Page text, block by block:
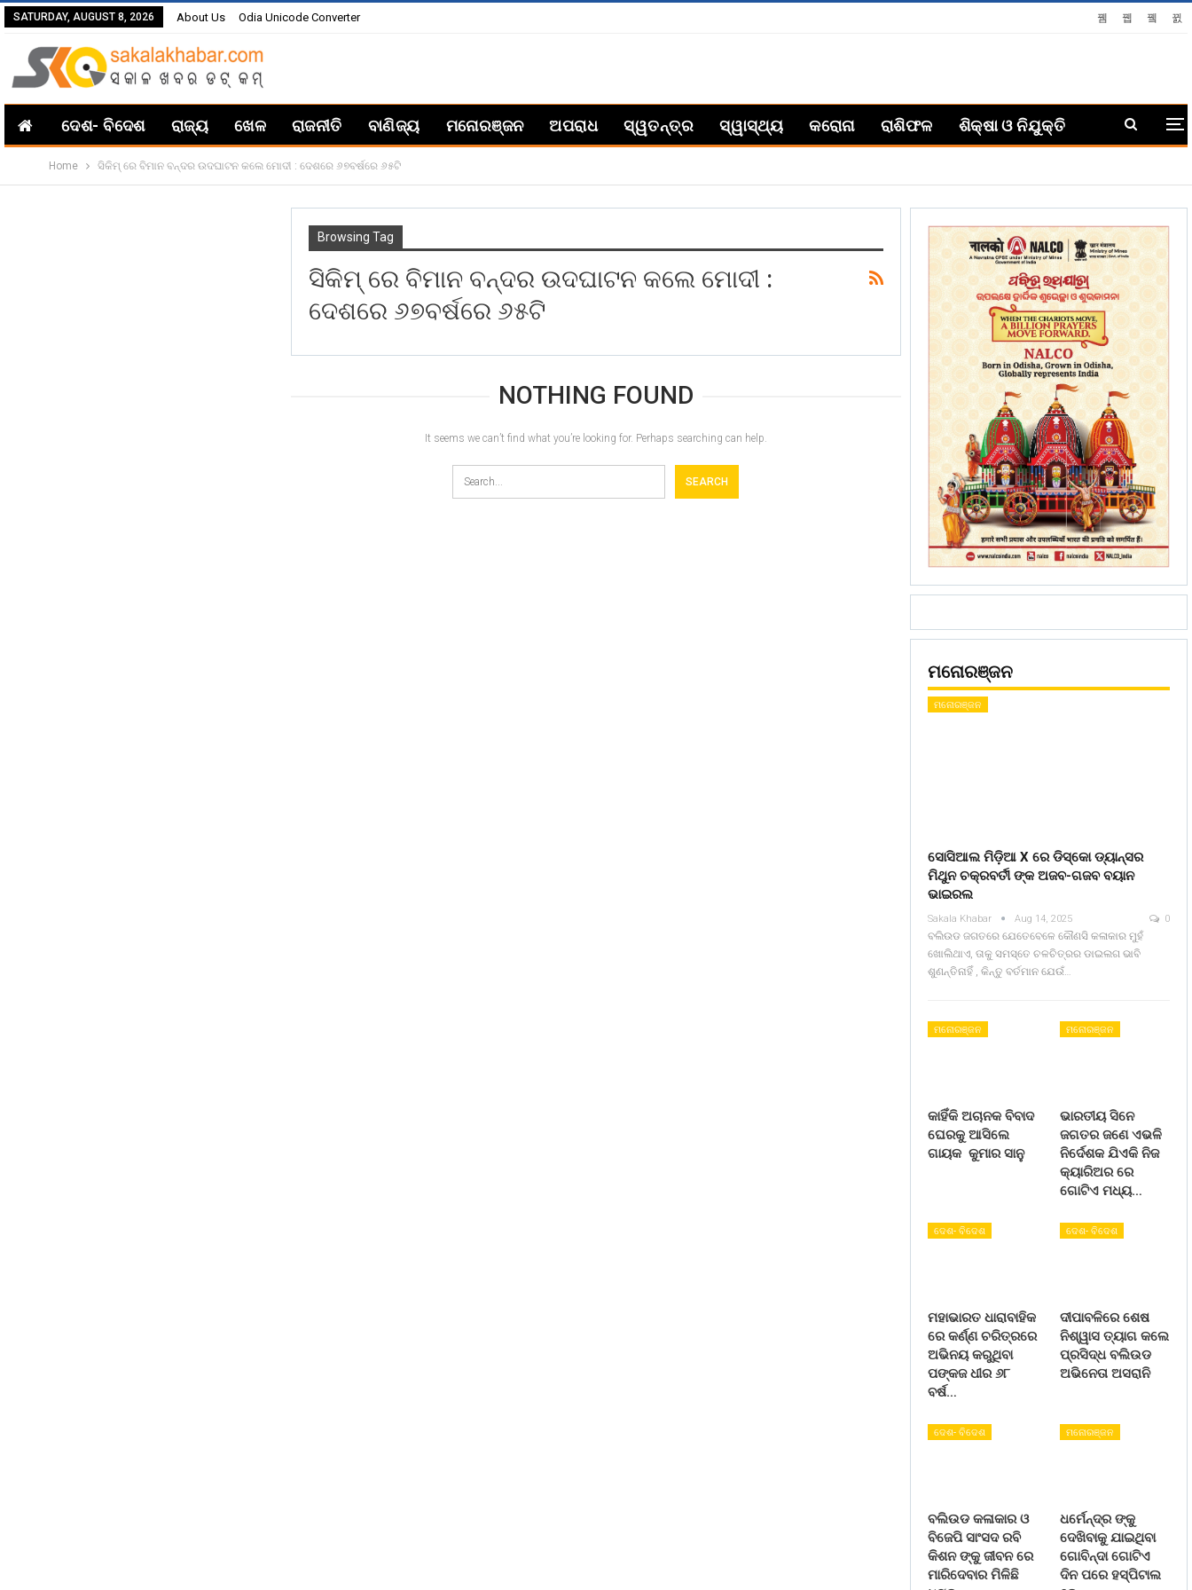
SATURDAY, AUGUST 8, 2026 About Us Odia Unicode Converter
ଦେଶ- ବିଦେଶ ରାଜ୍ୟ ଖେଳ ରାଜନୀତି ବାଣିଜ୍ୟ ମନୋରଞ୍ଜନ ଅପରାଧ ସ୍ୱତନ୍ତ୍ର ସ୍ୱାସ୍ଥ୍ୟ କରୋନା ରାଶିଫଳ ଶିକ୍ଷା ଓ ନିଯୁକ୍ତି
Home ସିକିମ୍ ରେ ବିମାନ ବନ୍ଦର ଉଦଘାଟନ କଲେ ମୋଦୀ : ଦେଶରେ ୬୭ବର୍ଷରେ ୬୫ଟି
Browsing Tag
ସିକିମ୍ ରେ ବିମାନ ବନ୍ଦର ଉଦଘାଟନ କଲେ ମୋଦୀ :
ଦେଶରେ ୬୭ବର୍ଷରେ ୬୫ଟି
NOTHING FOUND
It seems we can’t find what you’re looking for. Perhaps searching can help.
ମନୋରଞ୍ଜନ
ମନୋରଞ୍ଜନ
ସୋସିଆଲ ମିଡ଼ିଆ X ରେ ଡିସ୍କୋ ଡ୍ୟାନ୍ସର
ମିଥୁନ ଚକ୍ରବର୍ତୀ ଙ୍କ ଅଜବ-ଗଜବ ବୟାନ
ଭାଇରଲ
Sakala Khabar Aug 14, 2025 0
ବଲିଉଡ ଜଗତରେ ଯେତେବେଳେ କୌଣସି କଳାକାର ମୁହଁ
ଖୋଲିଥାଏ, ତାକୁ ସମସ୍ତେ ଚଳଚିତ୍ରର ଡାଇଲଗ ଭାବି
ଶୁଣନ୍ତିନାହିଁ , କିନ୍ତୁ ବର୍ତମାନ ଯେଉଁ…
ମନୋରଞ୍ଜନ
କାହିଁକି ଅଚାନକ ବିବାଦ
ଘେରକୁ ଆସିଲେ
ଗାୟକ କୁମାର ସାନୁ
ମନୋରଞ୍ଜନ
ଭାରତୀୟ ସିନେ
ଜଗତର ଜଣେ ଏଭଳି
ନିର୍ଦେଶକ ଯିଏକି ନିଜ
କ୍ୟାରିଅର ରେ
ଗୋଟିଏ ମଧ୍ୟ…
ଦେଶ- ବିଦେଶ
ମହାଭାରତ ଧାରାବାହିକ
ରେ କର୍ଣ୍ଣ ଚରିତ୍ରରେ
ଅଭିନୟ କରୁଥିବା
ପଙ୍କଜ ଧୀର ୬୮
ବର୍ଷ…
ଦେଶ- ବିଦେଶ
ଦୀପାବଳିରେ ଶେଷ
ନିଶ୍ୱାସ ତ୍ୟାଗ କଲେ
ପ୍ରସିଦ୍ଧ ବଲିଉଡ
ଅଭିନେତା ଅସରାନି
ଦେଶ- ବିଦେଶ
ବଲିଉଡ କଳାକାର ଓ
ବିଜେପି ସାଂସଦ ରବି
କିଶନ ଙ୍କୁ ଜୀବନ ରେ
ମାରିଦେବାର ମିଳିଛି
ମନୋରଞ୍ଜନ
ଧର୍ମେନ୍ଦ୍ର ଙ୍କୁ
ଦେଖିବାକୁ ଯାଇଥିବା
ଗୋବିନ୍ଦା ଗୋଟିଏ
ଦିନ ପରେ ହସ୍ପିଟାଲ